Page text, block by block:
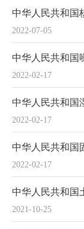
2022-07-05
中华人民共和国
2022-02-17
中华人民共和国
2022-02-17
中华人民共和国
2022-02-17
中华人民共和国
2021-10-25
中华人民共和国